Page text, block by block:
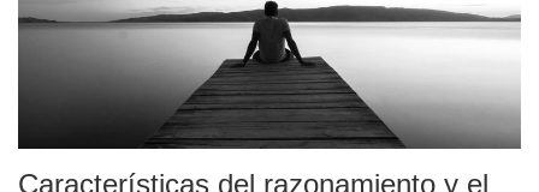
Características del razonamiento y el